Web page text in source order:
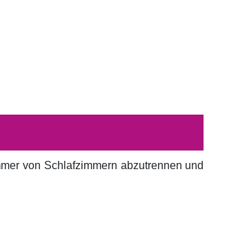
von Schlafzimmern abzutrennen und